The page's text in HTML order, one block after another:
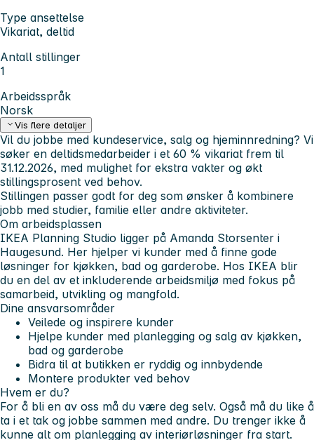
Type ansettelse
Vikariat, deltid
Antall stillinger
1
Arbeidsspråk
Norsk
Vis flere detaljer
Vil du jobbe med kundeservice, salg og hjeminnredning? Vi
søker en deltidsmedarbeider i et 60 % vikariat frem til
31.12.2026, med mulighet for ekstra vakter og økt
stillingsprosent ved behov.
Stillingen passer godt for deg som ønsker å kombinere
jobb med studier, familie eller andre aktiviteter.
Om arbeidsplassen
IKEA Planning Studio ligger på Amanda Storsenter i
Haugesund. Her hjelper vi kunder med å finne gode
løsninger for kjøkken, bad og garderobe. Hos IKEA blir
du en del av et inkluderende arbeidsmiljø med fokus på
samarbeid, utvikling og mangfold.
Dine ansvarsområder
Veilede og inspirere kunder
Hjelpe kunder med planlegging og salg av kjøkken,
bad og garderobe
Bidra til at butikken er ryddig og innbydende
Montere produkter ved behov
Hvem er du?
For å bli en av oss må du være deg selv. Også må du like å
ta i et tak og jobbe sammen med andre. Du trenger ikke å
kunne alt om planlegging av interiørløsninger fra start.